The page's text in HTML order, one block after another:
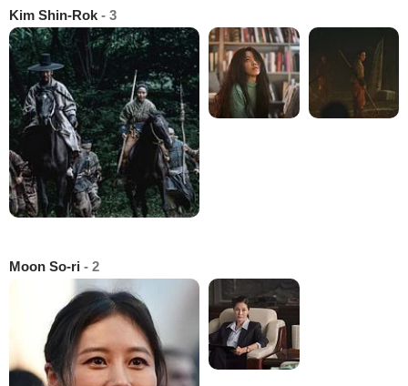
Kim Shin-Rok - 3
Moon So-ri - 2